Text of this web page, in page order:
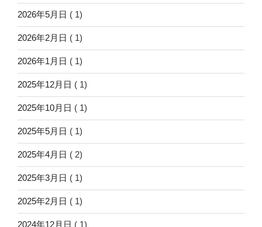
2026年5月日 ( 1)
2026年2月日 ( 1)
2026年1月日 ( 1)
2025年12月日 ( 1)
2025年10月日 ( 1)
2025年5月日 ( 1)
2025年4月日 ( 2)
2025年3月日 ( 1)
2025年2月日 ( 1)
2024年12月日 ( 1)